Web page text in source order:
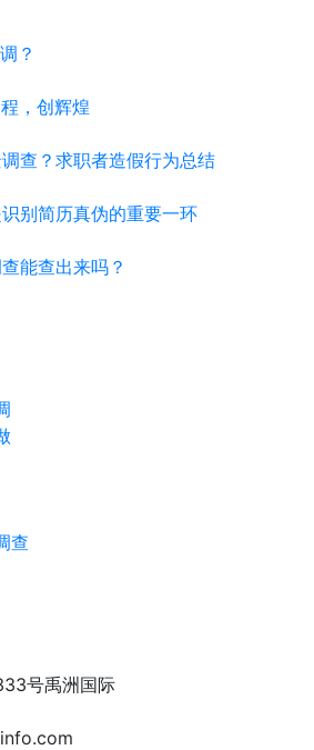
？
，创辉煌
查？求职者造假行为总结
别简历真伪的重要一环
能查出来吗？
查
号禹洲国际